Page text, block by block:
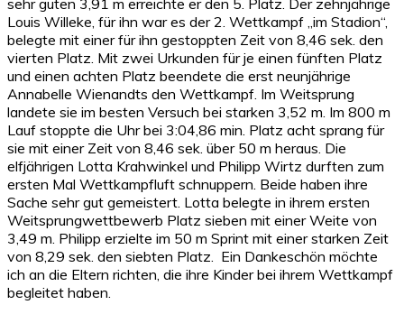
Louis Willeke, für ihn war es der 2. Wettkampf „im Stadion“,
belegte mit einer für ihn gestoppten Zeit von 8,46 sek. den
vierten Platz. Mit zwei Urkunden für je einen fünften Platz
und einen achten Platz beendete die erst neunjährige
Annabelle Wienandts den Wettkampf. Im Weitsprung
landete sie im besten Versuch bei starken 3,52 m. Im 800 m
Lauf stoppte die Uhr bei 3:04,86 min. Platz acht sprang für
sie mit einer Zeit von 8,46 sek. über 50 m heraus. Die
elfjährigen Lotta Krahwinkel und Philipp Wirtz durften zum
ersten Mal Wettkampfluft schnuppern. Beide haben ihre
Sache sehr gut gemeistert. Lotta belegte in ihrem ersten
Weitsprungwettbewerb Platz sieben mit einer Weite von
3,49 m. Philipp erzielte im 50 m Sprint mit einer starken Zeit
von 8,29 sek. den siebten Platz. Ein Dankeschön möchte
ich an die Eltern richten, die ihre Kinder bei ihrem Wettkampf
begleitet haben.